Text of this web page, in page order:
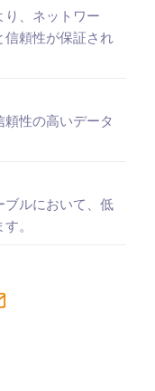
り、ネットワー
信頼性が保証され
性の高いデータ
ブルにおいて、低
。